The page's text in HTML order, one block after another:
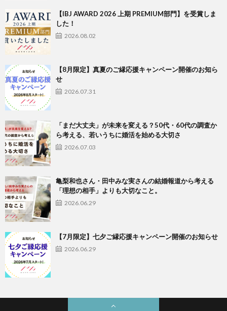
【IBJ AWARD 2026 上期 PREMIUM部門】を受賞しま
した！
2026.08.02
【8月限定】真夏のご縁応援キャンペーン開催のお知ら
せ
2026.07.31
「まだ大丈夫」が未来を変える？50代・60代の調査か
ら考える、若いうちに婚活を始める大切さ
2026.07.03
亀梨和也さん・田中みな実さんの結婚報道から考える
「理想の相手」よりも大切なこと。
2026.06.29
【7月限定】七夕ご縁応援キャンペーン開催のお知らせ
2026.06.29